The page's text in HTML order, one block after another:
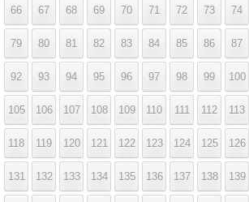
66 67 68 69 70 71 72 73 74
79 80 81 82 83 84 85 86 87
92 93 94 95 96 97 98 99 100
105 106 107 108 109 110 111 112 113
118 119 120 121 122 123 124 125 126
131 132 133 134 135 136 137 138 139